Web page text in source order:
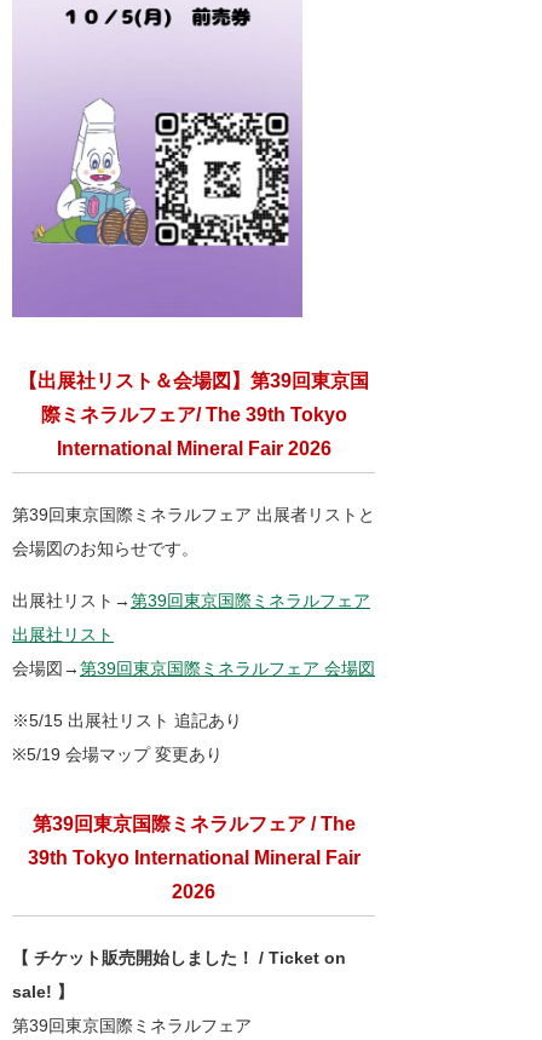
【出展社リスト＆会場図】第39回東京国
際ミネラルフェア/ The 39th Tokyo
International Mineral Fair 2026
第39回東京国際ミネラルフェア 出展者リストと
会場図のお知らせです。
出展社リスト→第39回東京国際ミネラルフェア
出展社リスト
会場図→第39回東京国際ミネラルフェア 会場図
※5/15 出展社リスト 追記あり
※5/19 会場マップ 変更あり
第39回東京国際ミネラルフェア / The
39th Tokyo International Mineral Fair
2026
【 チケット販売開始しました！ / Ticket on
sale! 】
第39回東京国際ミネラルフェア